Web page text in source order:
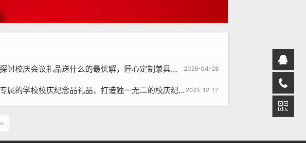
2026-04-28
庆会议礼品送什么的最优解，匠心定制兼具文化底蕴与情感温度的会务纪念品专属方案
2025-12-17
属的学校校庆纪念品礼品，打造独一无二的校庆纪念LOGO
››